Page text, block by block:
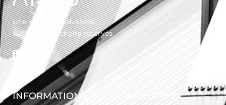
Une création
Indusrank
©2023 – Tous droits réservés
INFORMATIONS